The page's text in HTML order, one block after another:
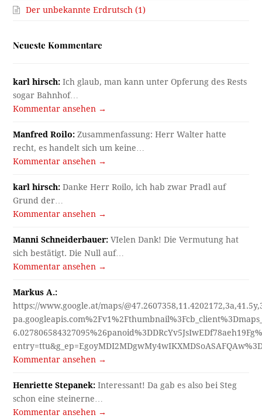
Der unbekannte Erdrutsch (1)
Neueste Kommentare
karl hirsch: Ich glaub, man kann unter Opferung des Rests
sogar Bahnhof…
Kommentar ansehen →
Manfred Roilo: Zusammenfassung: Herr Walter hatte
recht, es handelt sich um keine…
Kommentar ansehen →
karl hirsch: Danke Herr Roilo, ich hab zwar Pradl auf
Grund der…
Kommentar ansehen →
Manni Schneiderbauer: VIelen Dank! Die Vermutung hat
sich bestätigt. Die Null auf…
Kommentar ansehen →
Markus A.:
https://www.google.at/maps/
Kommentar ansehen →
Henriette Stepanek: Interessant! Da gab es also bei Steg
schon eine steinerne…
Kommentar ansehen →